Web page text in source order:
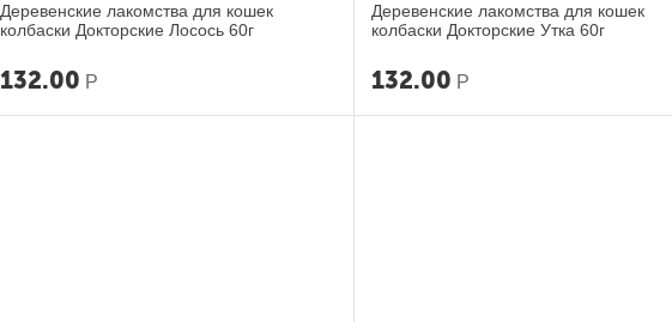
Деревенские лакомства для кошек
колбаски Докторские Лосось 60г
132.00 Р
Деревенские лакомства для кошек
колбаски Докторские Утка 60г
132.00 Р